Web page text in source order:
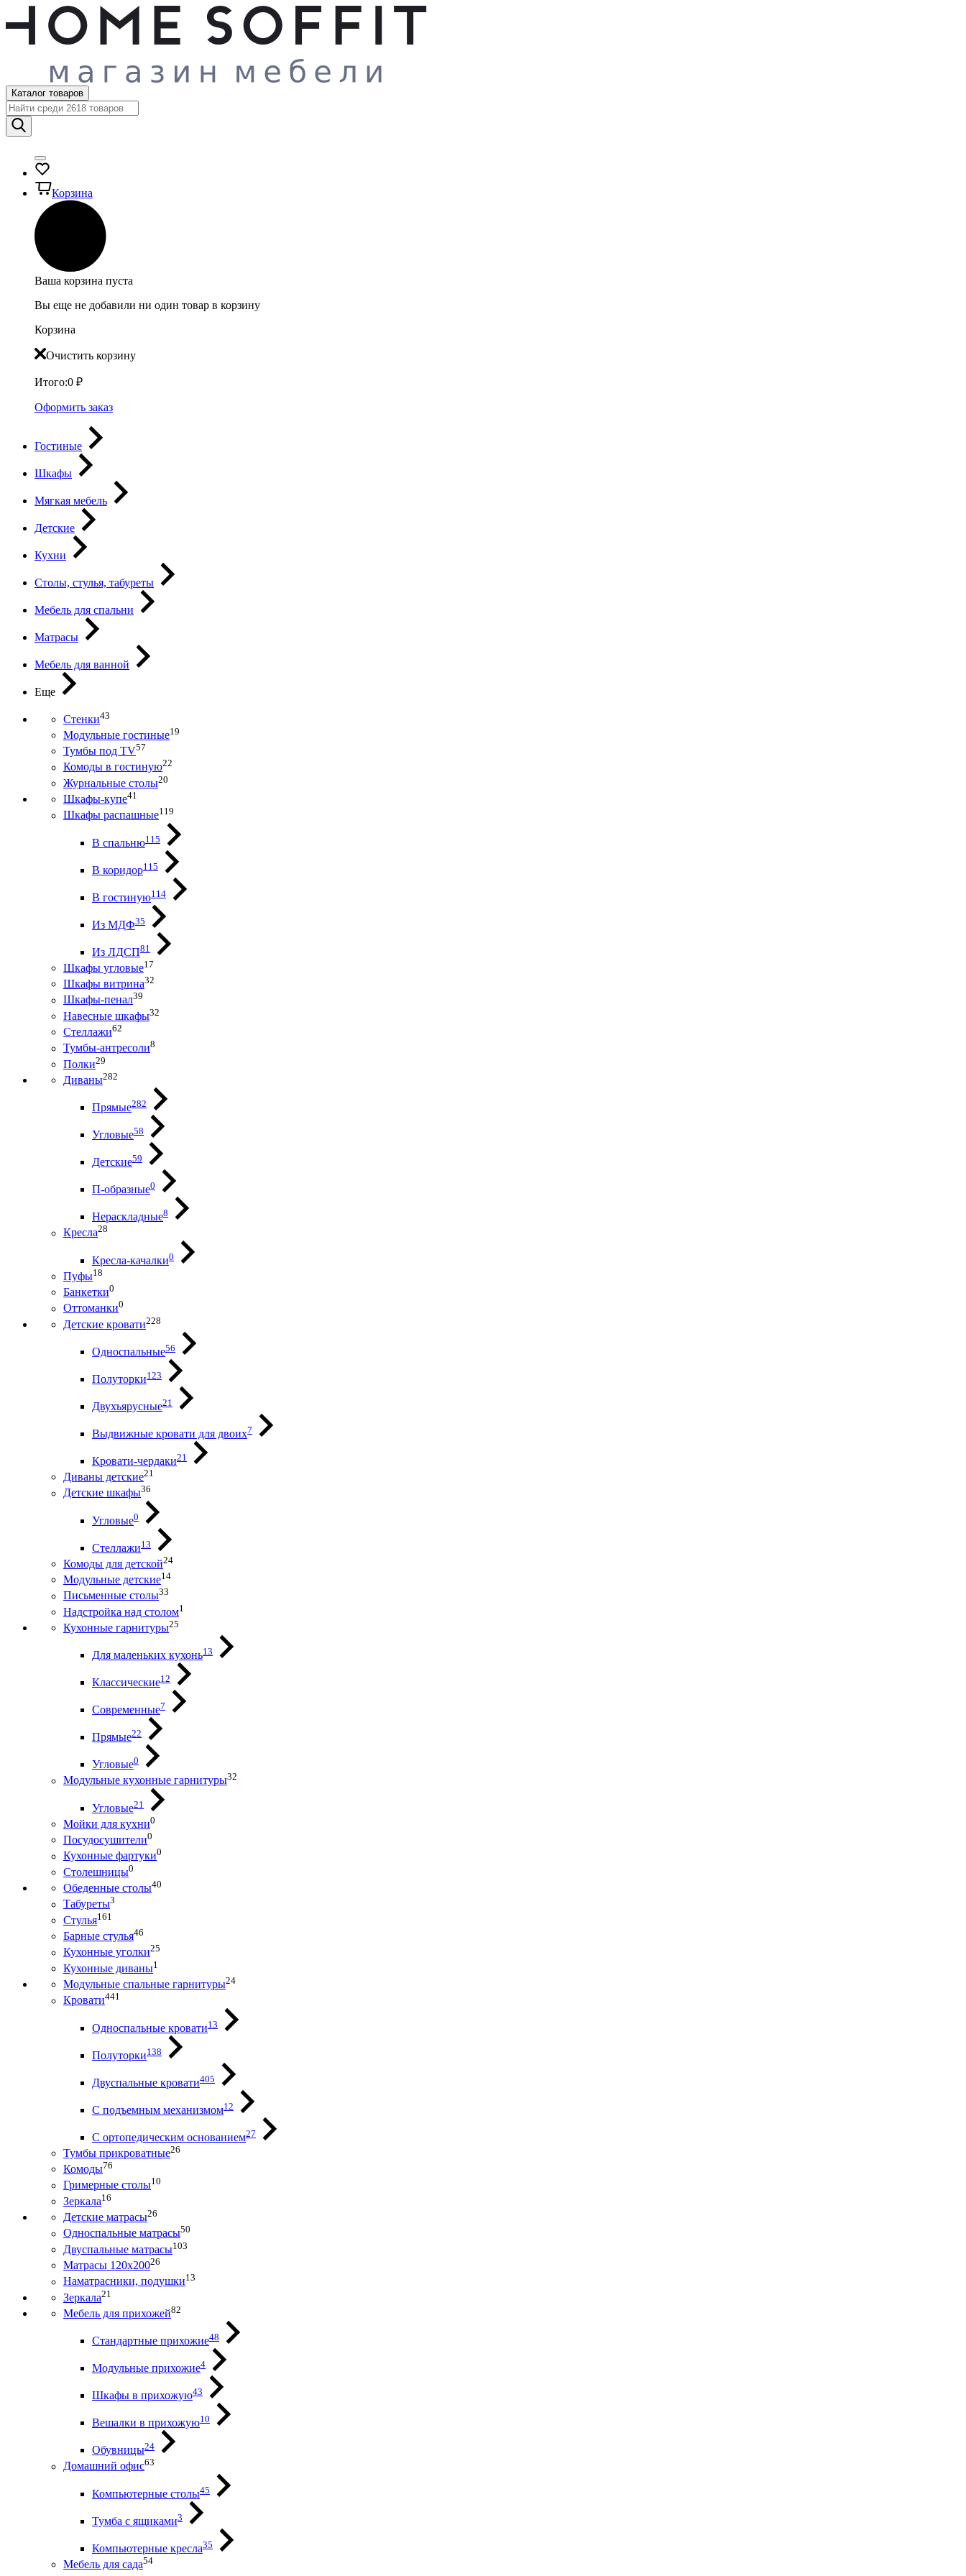
Каталог товаров
Корзина
Ваша корзина пуста
Вы еще не добавили ни один товар в корзину
Корзина
Очистить корзину
Итого:0 ₽
Оформить заказ
Гостиные
Шкафы
Мягкая мебель
Детские
Кухни
Столы, стулья, табуреты
Мебель для спальни
Матрасы
Мебель для ванной
Еще
Стенки43
Модульные гостиные19
Тумбы под ТV57
Комоды в гостиную22
Журнальные столы20
Шкафы-купе41
Шкафы распашные119
В спальню115
В коридор115
В гостиную114
Из МДФ35
Из ЛДСП81
Шкафы угловые17
Шкафы витрина32
Шкафы-пенал39
Навесные шкафы32
Стеллажи62
Тумбы-антресоли8
Полки29
Диваны282
Прямые282
Угловые58
Детские59
П-образные0
Нераскладные8
Кресла28
Кресла-качалки0
Пуфы18
Банкетки0
Оттоманки0
Детские кровати228
Односпальные56
Полуторки123
Двухъярусные21
Выдвижные кровати для двоих7
Кровати-чердаки21
Диваны детские21
Детские шкафы36
Угловые0
Стеллажи13
Комоды для детской24
Модульные детские14
Письменные столы33
Надстройка над столом1
Кухонные гарнитуры25
Для маленьких кухонь13
Классические12
Современные7
Прямые22
Угловые0
Модульные кухонные гарнитуры32
Угловые21
Мойки для кухни0
Посудосушители0
Кухонные фартуки0
Столешницы0
Обеденные столы40
Табуреты3
Стулья161
Барные стулья46
Кухонные уголки25
Кухонные диваны1
Модульные спальные гарнитуры24
Кровати441
Односпальные кровати13
Полуторки138
Двуспальные кровати405
С подъемным механизмом12
С ортопедическим основанием27
Тумбы прикроватные26
Комоды76
Гримерные столы10
Зеркала16
Детские матрасы26
Односпальные матрасы50
Двуспальные матрасы103
Матрасы 120х20026
Наматрасники, подушки13
Зеркала21
Мебель для прихожей82
Стандартные прихожие48
Модульные прихожие4
Шкафы в прихожую43
Вешалки в прихожую10
Обувницы24
Домашний офис63
Компьютерные столы45
Тумба с ящиками3
Компьютерные кресла35
Мебель для сада54